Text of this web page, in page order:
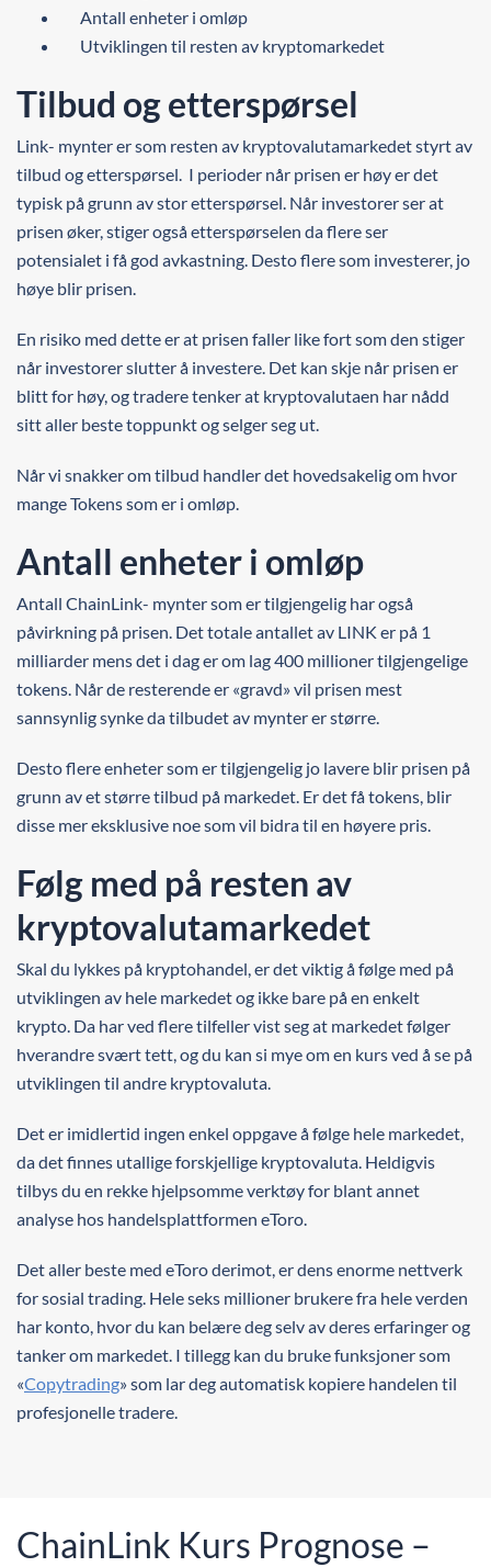
Antall enheter i omløp
Utviklingen til resten av kryptomarkedet
Tilbud og etterspørsel
Link- mynter er som resten av kryptovalutamarkedet styrt av
tilbud og etterspørsel. I perioder når prisen er høy er det
typisk på grunn av stor etterspørsel. Når investorer ser at
prisen øker, stiger også etterspørselen da flere ser
potensialet i få god avkastning. Desto flere som investerer, jo
høye blir prisen.
En risiko med dette er at prisen faller like fort som den stiger
når investorer slutter å investere. Det kan skje når prisen er
blitt for høy, og tradere tenker at kryptovalutaen har nådd
sitt aller beste toppunkt og selger seg ut.
Når vi snakker om tilbud handler det hovedsakelig om hvor
mange Tokens som er i omløp.
Antall enheter i omløp
Antall ChainLink- mynter som er tilgjengelig har også
påvirkning på prisen. Det totale antallet av LINK er på 1
milliarder mens det i dag er om lag 400 millioner tilgjengelige
tokens. Når de resterende er «gravd» vil prisen mest
sannsynlig synke da tilbudet av mynter er større.
Desto flere enheter som er tilgjengelig jo lavere blir prisen på
grunn av et større tilbud på markedet. Er det få tokens, blir
disse mer eksklusive noe som vil bidra til en høyere pris.
Følg med på resten av
kryptovalutamarkedet
Skal du lykkes på kryptohandel, er det viktig å følge med på
utviklingen av hele markedet og ikke bare på en enkelt
krypto. Da har ved flere tilfeller vist seg at markedet følger
hverandre svært tett, og du kan si mye om en kurs ved å se på
utviklingen til andre kryptovaluta.
Det er imidlertid ingen enkel oppgave å følge hele markedet,
da det finnes utallige forskjellige kryptovaluta. Heldigvis
tilbys du en rekke hjelpsomme verktøy for blant annet
analyse hos handelsplattformen eToro.
Det aller beste med eToro derimot, er dens enorme nettverk
for sosial trading. Hele seks millioner brukere fra hele verden
har konto, hvor du kan belære deg selv av deres erfaringer og
tanker om markedet. I tillegg kan du bruke funksjoner som
«Copytrading» som lar deg automatisk kopiere handelen til
profesjonelle tradere.
ChainLink Kurs Prognose –